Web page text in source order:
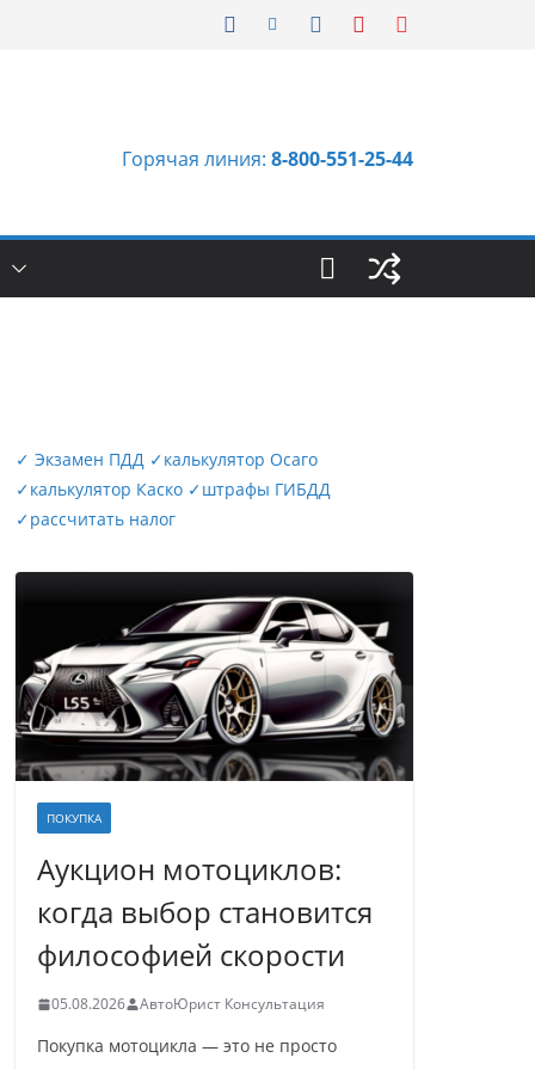
Горячая линия: 8-800-551-25-44
✓ Экзамен ПДД ✓калькулятор Осаго
✓калькулятор Каско ✓штрафы ГИБДД
✓рассчитать налог
ПОКУПКА
Аукцион мотоциклов:
когда выбор становится
философией скорости
05.08.2026 АвтоЮрист Консультация
Покупка мотоцикла — это не просто